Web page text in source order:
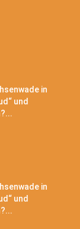
in
und
in
und